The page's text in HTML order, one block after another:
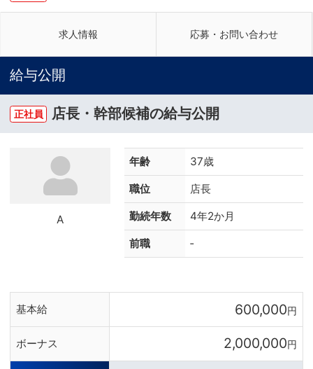
求人情報 応募・お問い合わせ
給与公開
正社員 店長・幹部候補の給与公開
A
年齢 37歳
職位 店長
勤続年数 4年2か月
前職 ‐
基本給 600,000円
ボーナス 2,000,000円